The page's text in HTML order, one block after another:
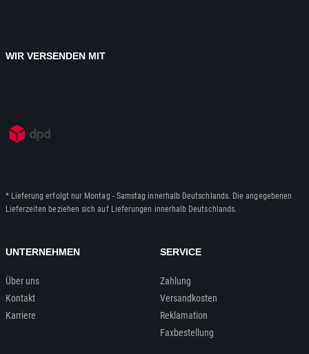
WIR VERSENDEN MIT
* Lieferung erfolgt nur Montag - Samstag innerhalb Deutschlands. Die angegebenen
Lieferzeiten beziehen sich auf Lieferungen innerhalb Deutschlands.
UNTERNEHMEN
Über uns
Kontakt
Karriere
SERVICE
Zahlung
Versandkosten
Reklamation
Faxbestellung